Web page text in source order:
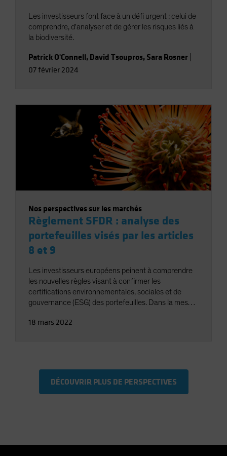
Les investisseurs font face à un défi urgent : celui de
comprendre, d'analyser et de gérer les risques liés à
la biodiversité.
Patrick O'Connell, David Tsoupros, Sara Rosner
07 février 2024
Nos perspectives sur les marchés
Règlement SFDR : analyse des
portefeuilles visés par les articles
8 et 9
Les investisseurs européens peinent à comprendre
les nouvelles règles visant à confirmer les
certifications environnementales, sociales et de
gouvernance (ESG) des portefeuilles. Dans la mesure
sociétés de gestion de portefeuille doivent définir un
18 mars 2022
DÉCOUVRIR PLUS DE PERSPECTIVES